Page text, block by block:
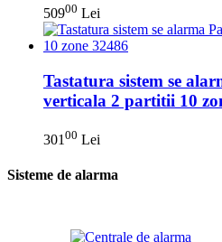
50900 Lei
Tastatura sistem se
verticala 2 partitii 10
301 00 Lei
Sisteme de alarma